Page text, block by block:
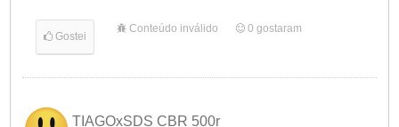
Gostei
Conteúdo inválido 0 gostaram
TIAGOxSDS CBR 500r